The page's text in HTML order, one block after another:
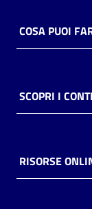
Avvisi
COSA PUOI
SCOPRI I
RISORSE